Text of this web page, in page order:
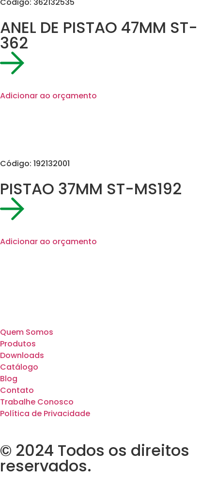
ANEL DE PISTAO 47MM ST-
362
Adicionar ao orçamento
Código: 192132001
PISTAO 37MM ST-MS192
Adicionar ao orçamento
Quem Somos
Produtos
Downloads
Catálogo
Blog
Contato
Trabalhe Conosco
Política de Privacidade
© 2024 Todos os direitos
reservados.